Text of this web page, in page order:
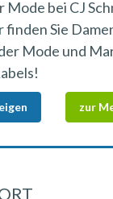
Mode bei CJ
finden Sie
Mode und
zur